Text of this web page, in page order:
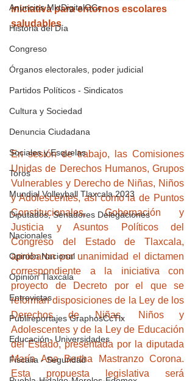
Anuncios MktDigitalGCc
Historia del Día
Congreso
Órganos electorales, poder judicial
Partidos Políticos - Sindicatos
Cultura y Sociedad
Denuncia Ciudadana
Sociales y Esquelas
Toros
Mundial Volleyball Tlaxcala 2023
Diputados, Senadores Delegaciones
Nacionales
Opinión Nacional
Opinión Tlaxcala
Entrevistas
Publireportajes GraphosCcTlx
Educación- Universidades
Fiscalia - Seguridad
iniciativa para entornos escolares
saludables
En sesión de trabajo, las Comisiones
Unidas de Derechos Humanos, Grupos
Vulnerables y Derecho de Niñas, Niños
y Adolescentes, así como la de Puntos
Constitucionales, Gobernación y
Justicia y Asuntos Políticos del
Congreso del Estado de Tlaxcala,
aprobaron por unanimidad el dictamen
correspondiente a la iniciativa con
proyecto de Decreto por el que se
reforman disposiciones de la Ley de los
Derechos de Niñas, Niños y
Adolescentes y de la Ley de Educación
del Estado, presentada por la diputada
María Ana Bertha Mastranzo Corona.
Esta propuesta legislativa será